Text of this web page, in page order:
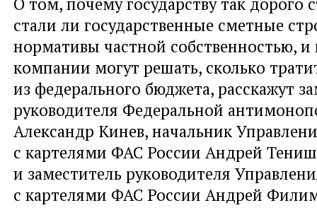
стали ли государственные сметные
нормативы частной собственностью,
компании могут решать, сколько
из федерального бюджета, расскажут
руководителя Федеральной
Александр Кинев, начальник
с картелями ФАС России Андрей
и заместитель руководителя
с картелями ФАС России Андрей